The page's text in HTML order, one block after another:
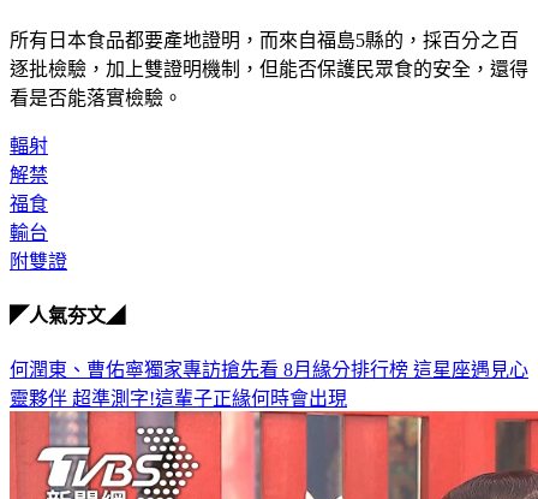
所有日本食品都要產地證明，而來自福島5縣的，採百分之百
逐批檢驗，加上雙證明機制，但能否保護民眾食的安全，還得
看是否能落實檢驗。
輻射
解禁
福食
輸台
附雙證
◤人氣夯文◢
何潤東、曹佑寧獨家專訪搶先看 8月緣分排行榜 這星座遇見心
靈夥伴 超準測字!這輩子正緣何時會出現